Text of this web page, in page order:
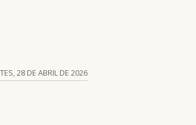
28 DE ABRIL DE 2026